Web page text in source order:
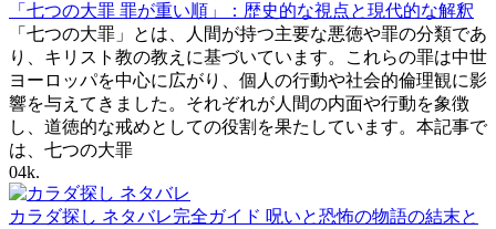
「七つの大罪 罪が重い順」：歴史的な視点と現代的な解釈
「七つの大罪」とは、人間が持つ主要な悪徳や罪の分類であ
り、キリスト教の教えに基づいています。これらの罪は中世
ヨーロッパを中心に広がり、個人の行動や社会的倫理観に影
響を与えてきました。それぞれが人間の内面や行動を象徴
し、道徳的な戒めとしての役割を果たしています。本記事で
は、七つの大罪
04k.
カラダ探し ネタバレ完全ガイド 呪いと恐怖の物語の結末と